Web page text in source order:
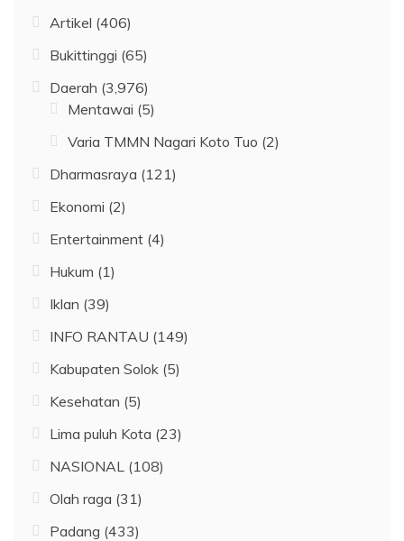
Artikel (406)
Bukittinggi (65)
Daerah (3,976)
Mentawai (5)
Varia TMMN Nagari Koto Tuo (2)
Dharmasraya (121)
Ekonomi (2)
Entertainment (4)
Hukum (1)
Iklan (39)
INFO RANTAU (149)
Kabupaten Solok (5)
Kesehatan (5)
Lima puluh Kota (23)
NASIONAL (108)
Olah raga (31)
Padang (433)